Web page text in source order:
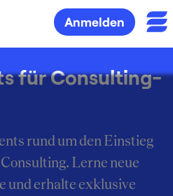
Anmelden
für Consulting-
rund um den Einstieg
Lerne neue
und erhalte exklusive